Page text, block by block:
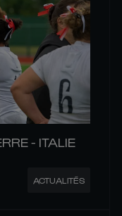
- ITALIE
ACTUALITÉS